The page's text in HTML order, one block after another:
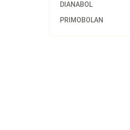
DIANABOL
PRIMOBOLAN